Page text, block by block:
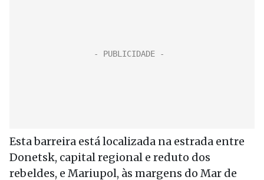
Esta barreira está localizada na estrada entre
Donetsk, capital regional e reduto dos
rebeldes, e Mariupol, às margens do Mar de